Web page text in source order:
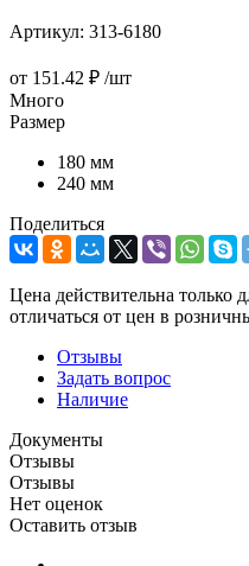
Артикул: 313-6180
от 151.42 ₽ /шт
Много
Размер
180 мм
240 мм
Поделиться
Цена действительна только
отличаться от цен в
Отзывы
Задать вопрос
Наличие
Документы
Отзывы
Отзывы
Нет оценок
Оставить отзыв